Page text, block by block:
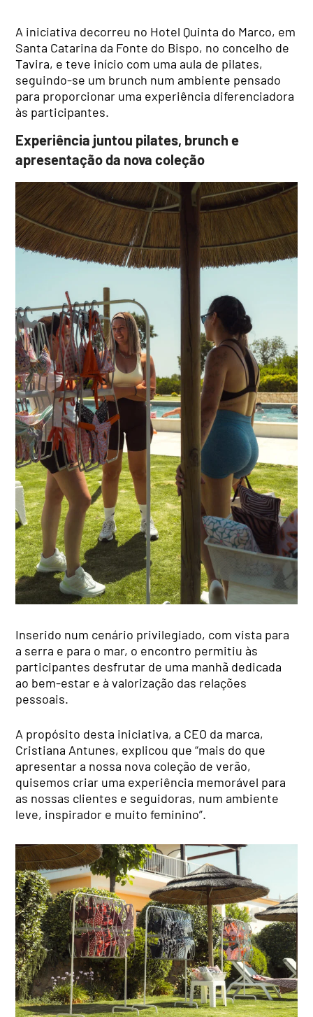
A iniciativa decorreu no Hotel Quinta do Marco, em
Santa Catarina da Fonte do Bispo, no concelho de
Tavira, e teve início com uma aula de pilates,
seguindo-se um brunch num ambiente pensado
para proporcionar uma experiência diferenciadora
às participantes.
Experiência juntou pilates, brunch e
apresentação da nova coleção
Inserido num cenário privilegiado, com vista para
a serra e para o mar, o encontro permitiu às
participantes desfrutar de uma manhã dedicada
ao bem-estar e à valorização das relações
pessoais.
A propósito desta iniciativa, a CEO da marca,
Cristiana Antunes, explicou que “mais do que
apresentar a nossa nova coleção de verão,
quisemos criar uma experiência memorável para
as nossas clientes e seguidoras, num ambiente
leve, inspirador e muito feminino”.